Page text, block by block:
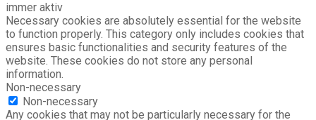
immer aktiv
Necessary cookies are absolutely essential for the website
to function properly. This category only includes cookies that
ensures basic functionalities and security features of the
website. These cookies do not store any personal
information.
Non-necessary
Non-necessary
Any cookies that may not be particularly necessary for the